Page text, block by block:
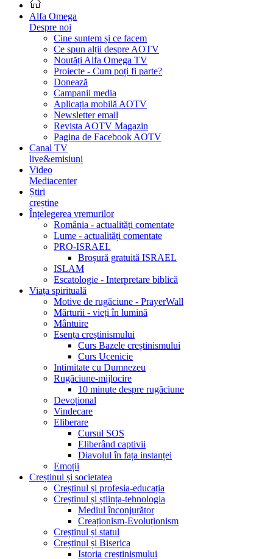
Alfa Omega
Despre noi
Cine suntem și ce facem
Ce spun alții despre AOTV
Noutăți Alfa Omega TV
Proiecte - Cum poți fi parte?
Donează
Campanii media
Aplicația mobilă AOTV
Newsletter email
Revista AOTV Magazin
Pagina de Facebook AOTV
Canal TV
live&emisiuni
Video
Mediacenter
Știri
creștine
Înțelegerea vremurilor
România - actualități comentate
Lume - actualități comentate
PRO-ISRAEL
Broșură gratuită ISRAEL
ISLAM
Escatologie - Interpretare biblică
Viața spirituală
Motive de rugăciune - PrayerWall
Mărturii - vieți în lumină
Mântuire
Esența creștinismului
Curs Bazele creștinismului
Curs Ucenicie
Intimitate cu Dumnezeu
Rugăciune-mijlocire
10 minute despre rugăciune
Devoțional
Vindecare
Eliberare
Cursul SOS
Eliberând captivii
Diavolul în fața instanței
Emoții
Creștinul și societatea
Creștinul și profesia-educația
Creștinul și știința-tehnologia
Mediul înconjurător
Creaționism-Evoluționism
Creștinul și statul
Creștinul și Biserica
Istoria creștinismului